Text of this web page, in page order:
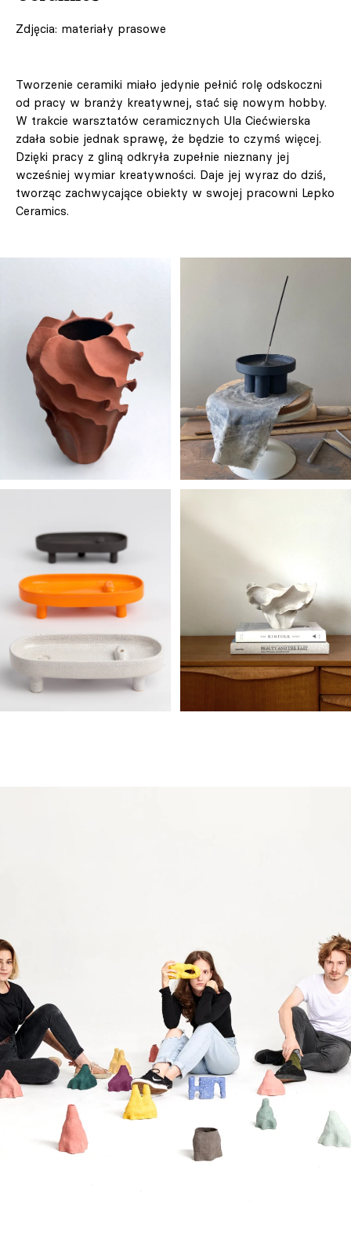
Zdjęcia: materiały prasowe
Tworzenie ceramiki miało jedynie pełnić rolę odskoczni
od pracy w branży kreatywnej, stać się nowym hobby.
W trakcie warsztatów ceramicznych Ula Ciećwierska
zdała sobie jednak sprawę, że będzie to czymś więcej.
Dzięki pracy z gliną odkryła zupełnie nieznany jej
wcześniej wymiar kreatywności. Daje jej wyraz do dziś,
tworząc zachwycające obiekty w swojej pracowni Lepko
Ceramics.